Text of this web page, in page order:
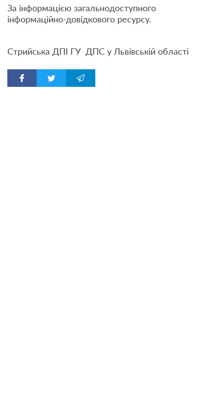
За інформацією загальнодоступного
інформаційно-довідкового ресурсу.
Стрийська ДПІ ГУ ДПС у Львівській області